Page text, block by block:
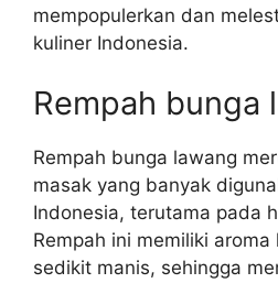
mempopulerkan dan
kuliner Indonesia.
Rempah bunga
Rempah bunga lawang
masak yang banyak
Indonesia, terutama pada
Rempah ini memiliki
sedikit manis, sehingga